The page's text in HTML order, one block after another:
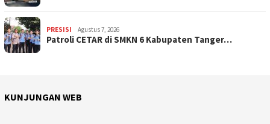
PRESISI Agustus 7, 2026
Patroli CETAR di SMKN 6 Kabupaten Tanger…
KUNJUNGAN WEB